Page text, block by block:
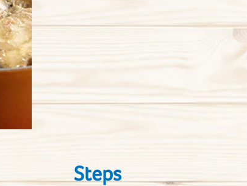
Next
Steps